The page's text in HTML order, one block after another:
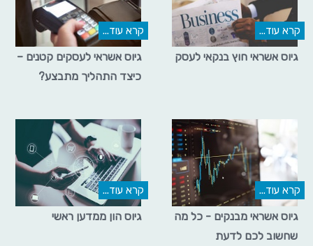
קרא עוד...
גיוס אשראי חוץ בנקאי לעסק
קרא עוד...
גיוס אשראי לעסקים קטנים –
כיצד התהליך מתבצע?
קרא עוד...
גיוס אשראי מבנקים - כל מה
שחשוב לכם לדעת
קרא עוד...
גיוס הון ממדען ראשי